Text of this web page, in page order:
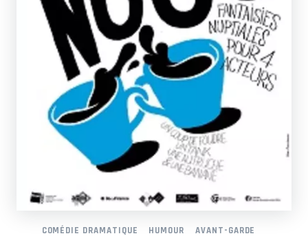
COMÉDIE DRAMATIQUE HUMOUR AVANT-GARDE